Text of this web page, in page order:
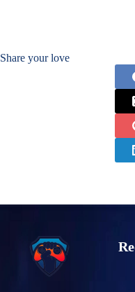
Share your love